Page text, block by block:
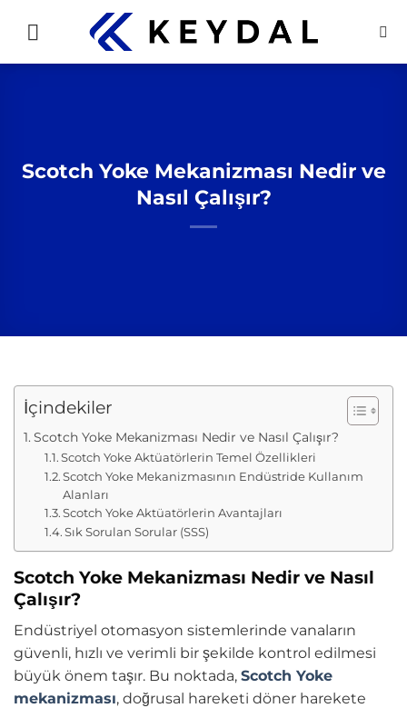
Scotch Yoke Mekanizması Nedir ve
Nasıl Çalışır?
İçindekiler
Scotch Yoke Mekanizması Nedir ve Nasıl Çalışır?
Scotch Yoke Aktüatörlerin Temel Özellikleri
Scotch Yoke Mekanizmasının Endüstride Kullanım
Alanları
Scotch Yoke Aktüatörlerin Avantajları
Sık Sorulan Sorular (SSS)
Scotch Yoke Mekanizması Nedir ve Nasıl
Çalışır?
Endüstriyel otomasyon sistemlerinde vanaların
güvenli, hızlı ve verimli bir şekilde kontrol edilmesi
büyük önem taşır. Bu noktada, Scotch Yoke
mekanizması, doğrusal hareketi döner harekete